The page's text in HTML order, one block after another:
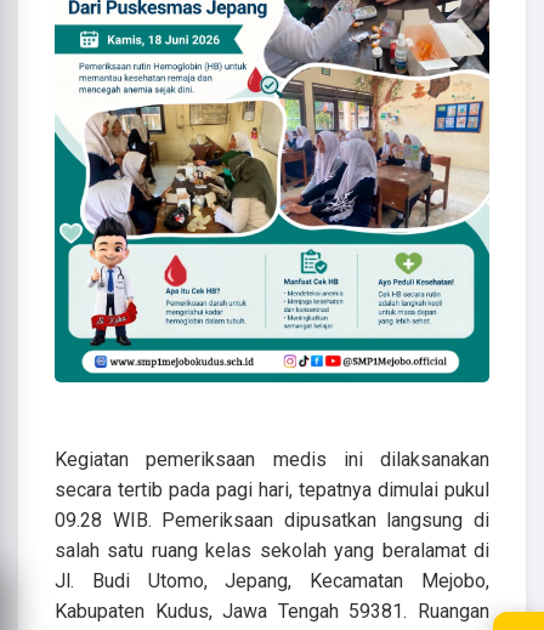
​Kegiatan pemeriksaan medis ini dilaksanakan
secara tertib pada pagi hari, tepatnya dimulai pukul
09.28 WIB. Pemeriksaan dipusatkan langsung di
salah satu ruang kelas sekolah yang beralamat di
Jl. Budi Utomo, Jepang, Kecamatan Mejobo,
Kabupaten Kudus, Jawa Tengah 59381. Ruangan